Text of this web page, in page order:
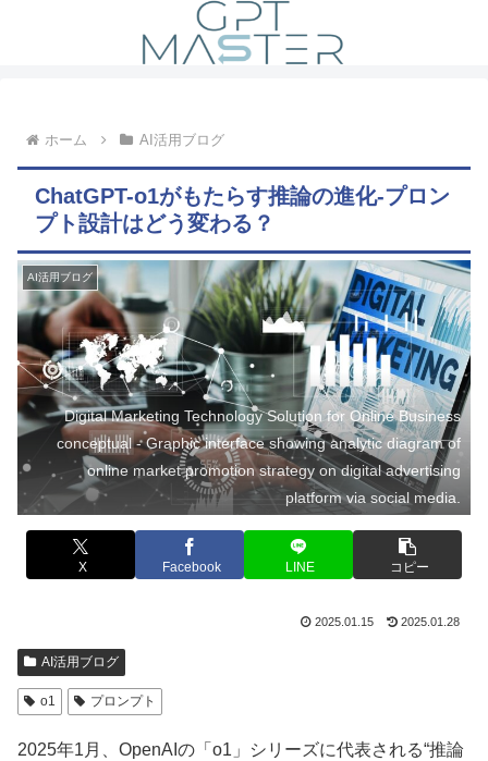
ホーム AI活用ブログ
ChatGPT-o1がもたらす推論の進化-プロン
プト設計はどう変わる？
AI活用ブログ
Digital Marketing Technology Solution for Online Business
conceptual - Graphic interface showing analytic diagram of
online market promotion strategy on digital advertising
platform via social media.
X Facebook LINE コピー
2025.01.15 2025.01.28
AI活用ブログ
o1 プロンプト
2025年1月、OpenAIの「o1」シリーズに代表される“推論